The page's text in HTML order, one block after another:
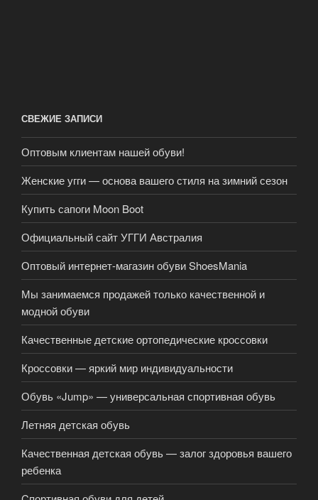
СВЕЖИЕ ЗАПИСИ
Оптовым клиентам нашей обуви!
Женские угги — основа вашего стиля на зимний сезон
Купить сапоги Moon Boot
Официальный сайт УГГИ Австралия
Оптовый интернет-магазин обуви ShoesMania
Мы занимаемся продажей только качественной и
модной обуви
Качественные детские ортопедические кроссовки
Кроссовки — яркий мир индивидуальности
Обувь «Jump» — универсальная спортивная обувь
Летняя детская обувь
Качественная детская обувь — залог здоровья вашего
ребенка